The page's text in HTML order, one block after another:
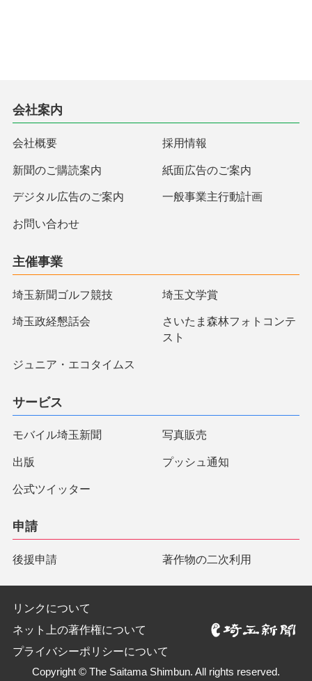
会社案内
会社概要 採用情報
新聞のご購読案内 紙面広告のご案内
デジタル広告のご案内 一般事業主行動計画
お問い合わせ
主催事業
埼玉新聞ゴルフ競技 埼玉文学賞
埼玉政経懇話会
さいたま森林フォトコンテ
スト
ジュニア・エコタイムス
サービス
モバイル埼玉新聞 写真販売
出版 プッシュ通知
公式ツイッター
申請
後援申請 著作物の二次利用
リンクについて
ネット上の著作権について
プライバシーポリシーについて
Copyright © The Saitama Shimbun. All rights reserved.